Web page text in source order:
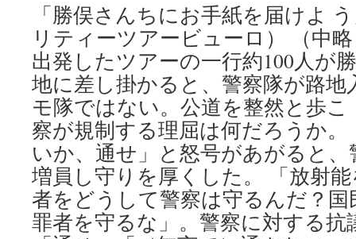
「勝俣さんちにお手紙を届けよ
リティーツアービューロ） （中
出発したツアーの一行約100人が
地に差し掛かると、警察隊が路地
モ隊ではない。公道を整然と歩
察が規制する理屈は何だろうか
いか、通せ」と怒号があがると
増員し守りを厚くした。 「放射
者をどうして警察は守るんだ？
罪者を守るな」。警察に対する